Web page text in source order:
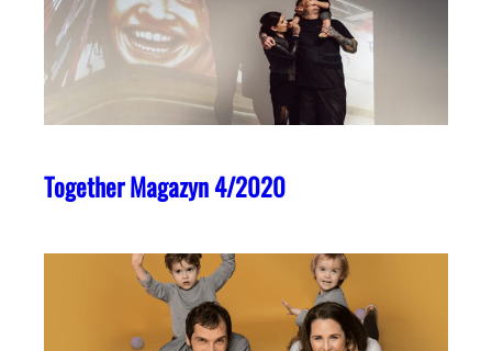
Together Magazyn 4/2020